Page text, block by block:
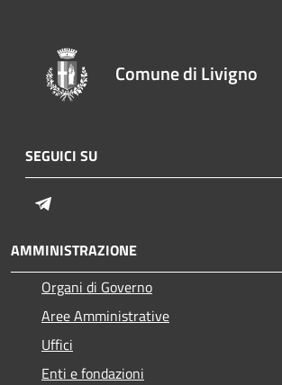
Comune di Livigno
SEGUICI SU
AMMINISTRAZIONE
Organi di Governo
Aree Amministrative
Uffici
Enti e fondazioni